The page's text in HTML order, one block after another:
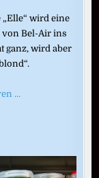
wird eine
Bel-Air ins
ganz, wird aber
…